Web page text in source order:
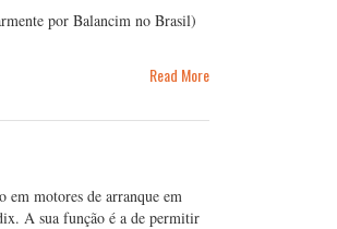
por Balancim no Brasil)
Read More
em motores de arranque em
A sua função é a de permitir